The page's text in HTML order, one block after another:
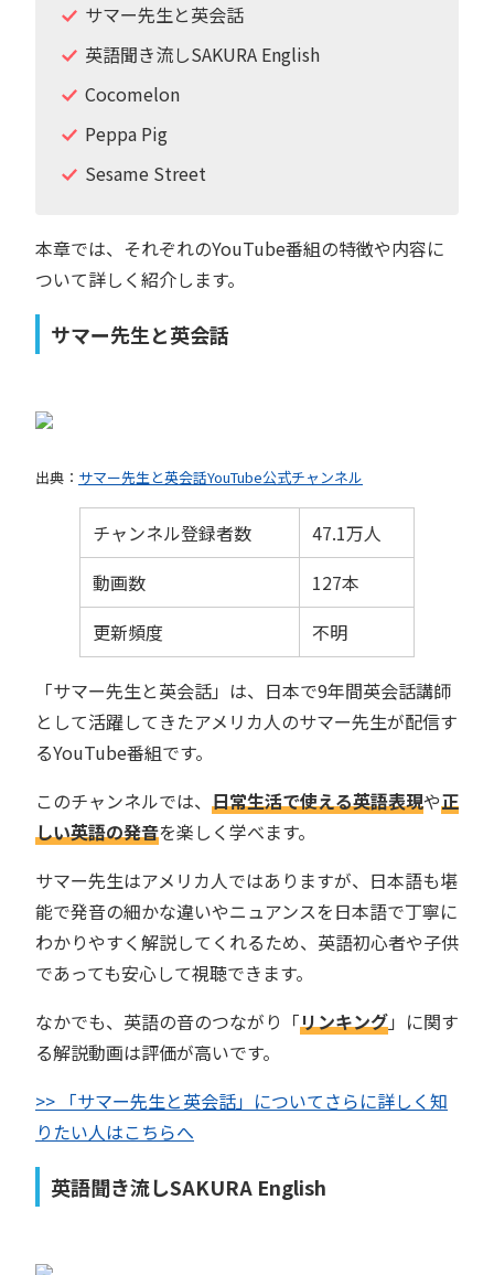
サマー先生と英会話
英語聞き流しSAKURA English
Cocomelon
Peppa Pig
Sesame Street
本章では、それぞれのYouTube番組の特徴や内容に
ついて詳しく紹介します。
サマー先生と英会話
出典： サマー先生と英会話YouTube公式チャンネル
チャンネル登録者数
47.1万人
動画数
127本
更新頻度
不明
「サマー先生と英会話」は、日本で9年間英会話講師
として活躍してきたアメリカ人のサマー先生が配信す
るYouTube番組です。
このチャンネルでは、 日常生活で使える英語表現や正
しい英語の発音を楽しく学べます。
サマー先生はアメリカ人ではありますが、日本語も堪
能で発音の細かな違いやニュアンスを日本語で丁寧に
わかりやすく解説してくれるため、英語初心者や子供
であっても安心して視聴できます。
なかでも、英語の音のつながり「リンキング」に関す
る解説動画は評価が高いです。
>> 「サマー先生と英会話」についてさらに詳しく知
りたい人はこちらへ
英語聞き流しSAKURA English